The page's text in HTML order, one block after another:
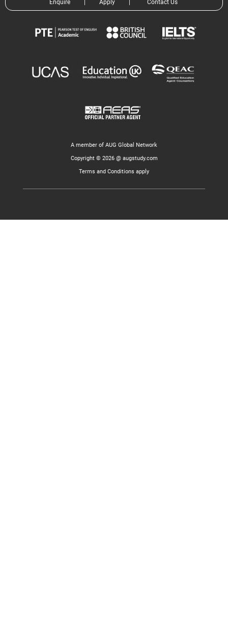
Enquire Apply Contact Us
A member of AUG Global Network
Copyright © 2026 @ augstudy.com
Terms and Conditions apply